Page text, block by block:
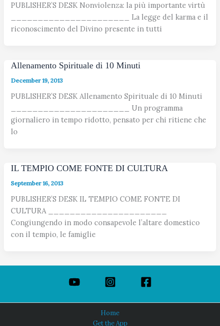
PUBLISHER’S DESK Nonviolenza: la più importante virtù
______________________ La legge del karma e il
riconoscimento del Divino presente in tutti
Allenamento Spirituale di 10 Minuti
December 19, 2013
PUBLISHER’S DESK Allenamento Spirituale di 10 Minuti
______________________ Un programma
giornaliero in tempo ridotto, pensato per chi ritiene che
lo
IL TEMPIO COME FONTE DI CULTURA
September 16, 2013
PUBLISHER’S DESK IL TEMPIO COME FONTE DI
CULTURA ______________________
Congiungendo in modo consapevole l’altare domestico
con il tempio, le famiglie
Home
Get the App